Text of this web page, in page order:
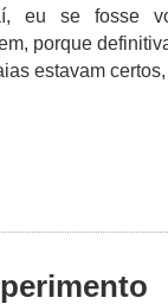
eu se fosse
porque
estavam